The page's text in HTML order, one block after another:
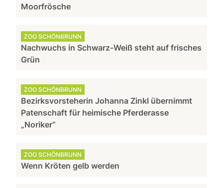
Moorfrösche
ZOO SCHÖNBRUNN
Nachwuchs in Schwarz-Weiß steht auf frisches
Grün
ZOO SCHÖNBRUNN
Bezirksvorsteherin Johanna Zinkl übernimmt
Patenschaft für heimische Pferderasse
„Noriker“
ZOO SCHÖNBRUNN
Wenn Kröten gelb werden